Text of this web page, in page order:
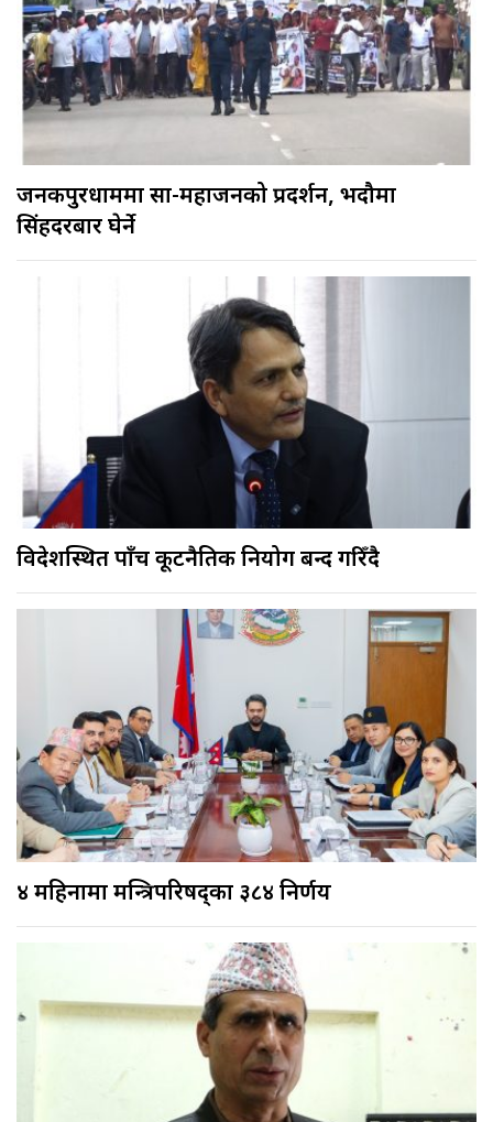
जनकपुरधाममा साहु-महाजनको प्रदर्शन, भदौमा
सिंहदरबार घेर्ने
विदेशस्थित पाँच कूटनैतिक नियोग बन्द गरिँदै
४ महिनामा मन्त्रिपरिषद्का ३८४ निर्णय